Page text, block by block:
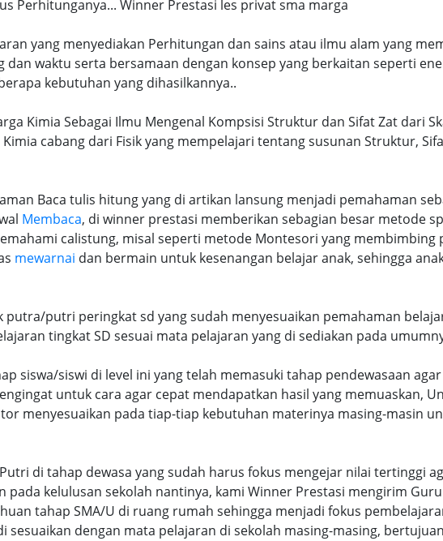
Perhitunganya... Winner Prestasi les privat sma marga
yang menyediakan Perhitungan dan sains atau ilmu alam yang
waktu serta bersamaan dengan konsep yang berkaitan seperti
kebutuhan yang dihasilkannya..
Kimia Sebagai Ilmu Mengenal Kompsisi Struktur dan Sifat Zat dari
cabang dari Fisik yang mempelajari tentang susunan Struktur,
Baca tulis hitung yang di artikan lansung menjadi pemahaman
Membaca, di winner prestasi memberikan sebagian besar metode
calistung, misal seperti metode Montesori yang membimbing
mewarnai dan bermain untuk kesenangan belajar anak, sehingga
putra/putri peringkat sd yang sudah menyesuaikan pemahaman
tingkat SD sesuai mata pelajaran yang di sediakan pada
siswa/siswi di level ini yang telah memasuki tahap pendewasaan
untuk cara agar cepat mendapatkan hasil yang memuaskan,
menyesuaikan pada tiap-tiap kebutuhan materinya masing-masin
di tahap dewasa yang sudah harus fokus mengejar nilai tertinggi
pada kelulusan sekolah nantinya, kami Winner Prestasi mengirim
tahap SMA/U di ruang rumah sehingga menjadi fokus
sesuaikan dengan mata pelajaran di sekolah masing-masing,